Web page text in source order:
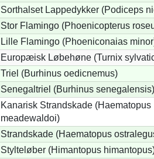
Sorthalset Lappedykker (Podiceps
Stor Flamingo (Phoenicopterus
Lille Flamingo (Phoeniconaias
Europæisk Løbehøne (Turnix
Triel (Burhinus oedicnemus)
Senegaltriel (Burhinus senegalensis)
Kanarisk Strandskade (Haematopus
meadewaldoi)
Strandskade (Haematopus
Stylteløber (Himantopus